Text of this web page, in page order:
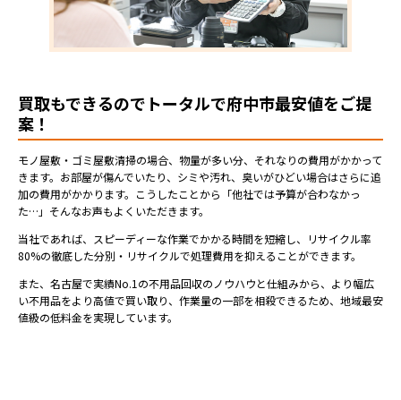
買取もできるのでトータルで府中市最安値をご提
案！
モノ屋敷・ゴミ屋敷清掃の場合、物量が多い分、それなりの費用がかかって
きます。お部屋が傷んでいたり、シミや汚れ、臭いがひどい場合はさらに追
加の費用がかかります。こうしたことから「他社では予算が合わなかっ
た…」そんなお声もよくいただきます。
当社であれば、スピーディーな作業でかかる時間を短縮し、リサイクル率
80%の徹底した分別・リサイクルで処理費用を抑えることができます。
また、名古屋で実績No.1の不用品回収のノウハウと仕組みから、より幅広
い不用品をより高値で買い取り、作業量の一部を相殺できるため、地域最安
値級の低料金を実現しています。